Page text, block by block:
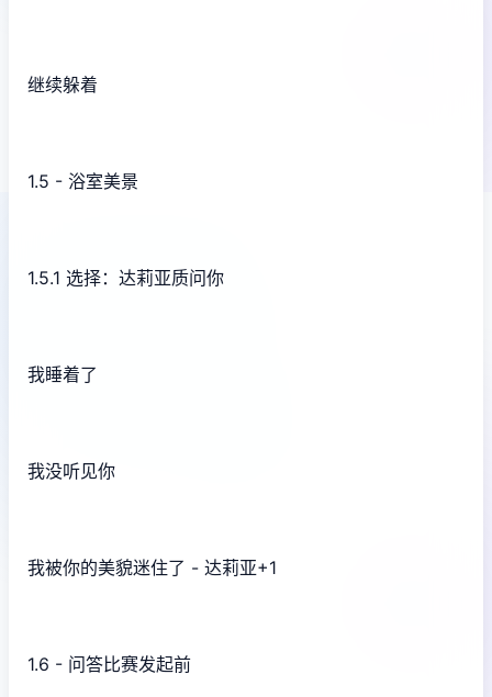
继续躲着
1.5 - 浴室美景
1.5.1 选择：达莉亚质问你
我睡着了
我没听见你
我被你的美貌迷住了 - 达莉亚+1
1.6 - 问答比赛发起前